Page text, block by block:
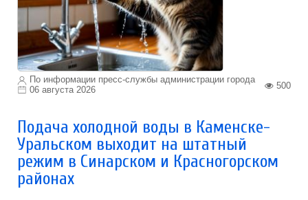
По информации пресс-службы администрации города
06 августа 2026
500
Подача холодной воды в Каменске-
Уральском выходит на штатный
режим в Синарском и Красногорском
районах